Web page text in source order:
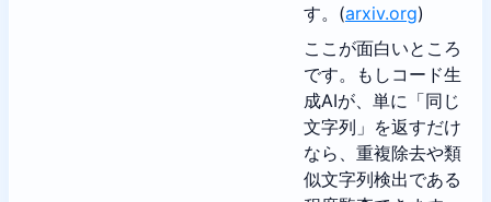
す。(arxiv.org)
ここが面白いところ
です。もしコード生
成AIが、単に「同じ
文字列」を返すだけ
なら、重複除去や類
似文字列検出である